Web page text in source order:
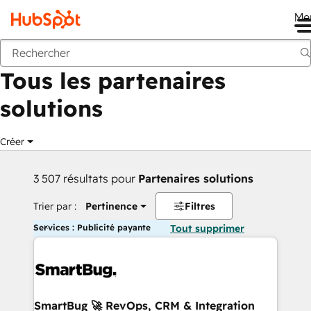
Retour
Tous les partenaires
solutions
Créer
3 507 résultats pour Partenaires solutions
Trier par : Pertinence Filtres
Services : Publicité payante Tout supprimer
SmartBug 🚀 RevOps, CRM & Integration